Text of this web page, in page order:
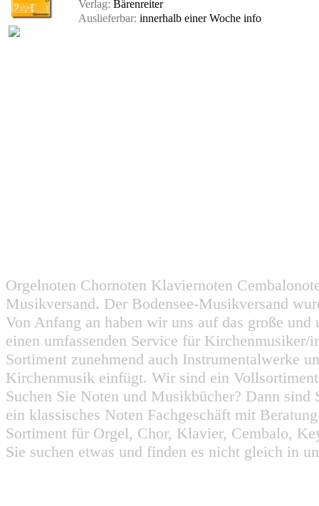
Verlag: Bärenreiter
Auslieferbar: innerhalb einer Woche info
Orgelnoten Chornoten Klaviernoten
Musikversand. Der Bodensee-Musikversand
Von Anfang an haben wir uns auf das große
einen umfassenden Service für
Sortiment zunehmend auch Instrumentalwerke
Kirchenmusik einfügt. Wir sind ein
Suchen Sie Noten und Musikbücher? Dann
ein klassisches Noten Fachgeschäft mit
Sortiment für Orgel, Chor, Klavier, Cembalo,
Sie suchen etwas und finden es nicht gleich in